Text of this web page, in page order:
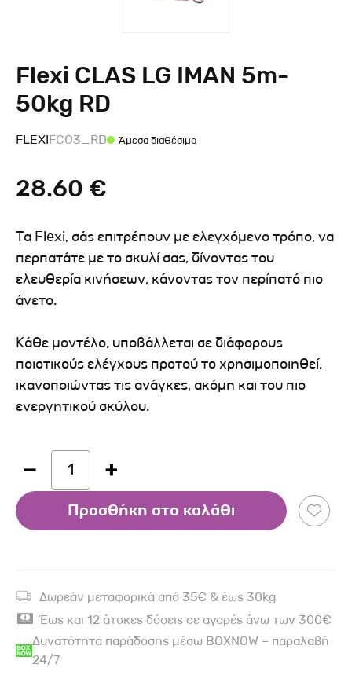
Flexi CLAS LG ΙΜΑΝ 5m-
50kg RD
FLEXIFCO3_RD Άμεσα διαθέσιμο
28.60 €
Τα Flexi, σάς επιτρέπουν με ελεγχόμενο τρόπο, να
περπατάτε με το σκυλί σας, δίνοντας του
ελευθερία κινήσεων, κάνοντας τον περίπατό πιο
άνετο.
Κάθε μοντέλο, υποβάλλεται σε διάφορους
ποιοτικούς ελέγχους προτού το χρησιμοποιηθεί,
ικανοποιώντας τις ανάγκες, ακόμη και του πιο
ενεργητικού σκύλου.
1
Προσθήκη στο καλάθι
Δωρεάν μεταφορικά από 35€ & έως 30kg
Έως και 12 άτοκες δόσεις σε αγορές άνω των 300€
Δυνατότητα παράδοσης μέσω BOXNOW – παραλαβή
24/7